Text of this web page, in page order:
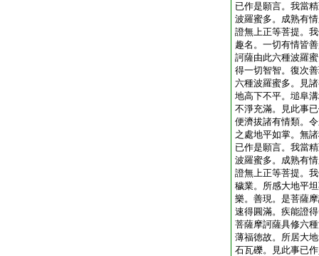
已作是願言。我當
波羅蜜多。成熟有
證無上正等菩提。
趣名。一切有情皆
訶薩由此六種波羅
得一切智智。復次
六種波羅蜜多。見
地高下不平。塠阜
不淨充滿。見此事
便濟拔諸有情類。
之處地平如掌。無
已作是願言。我當
波羅蜜多。成熟有
證無上正等菩提。
穢業。所感大地平
樂。善現。是菩薩
速得圓滿。疾能證
菩薩摩訶薩具修六
薄福徳故。所居大
石瓦礫。見此事已